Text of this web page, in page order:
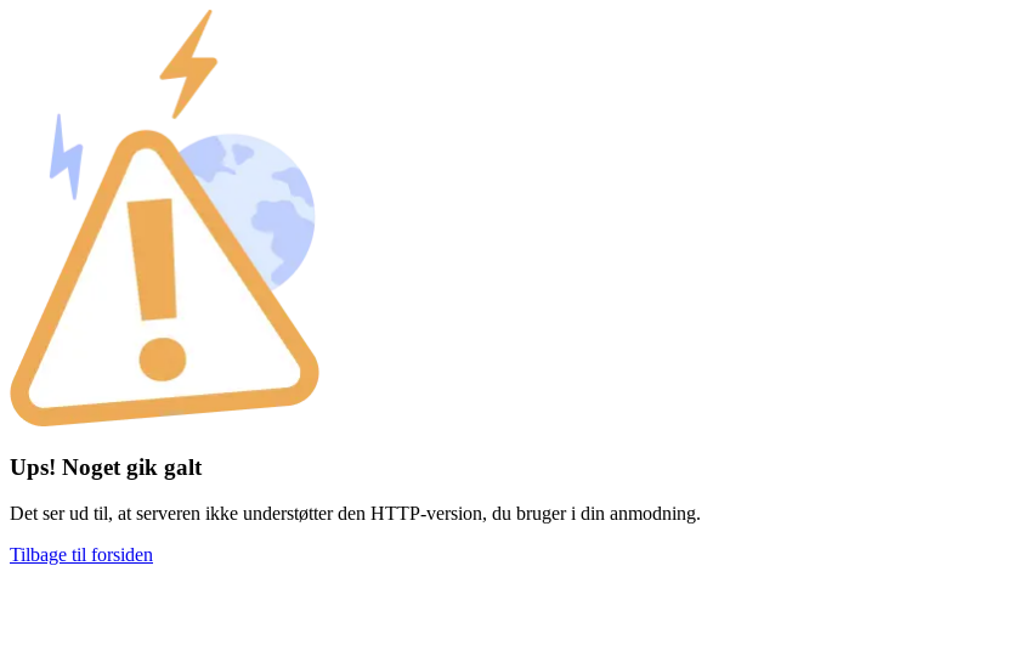
Ups! Noget gik galt
Det ser ud til, at serveren ikke understøtter den HTTP-version, du bruger i din anmodning.
Tilbage til forsiden